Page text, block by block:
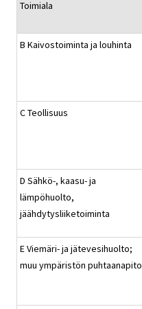
Toimiala
B Kaivostoiminta ja louhinta
C Teollisuus
D Sähkö-, kaasu- ja
lämpöhuolto,
jäähdytysliiketoiminta
E Viemäri- ja jätevesihuolto;
muu ympäristön puhtaanapito